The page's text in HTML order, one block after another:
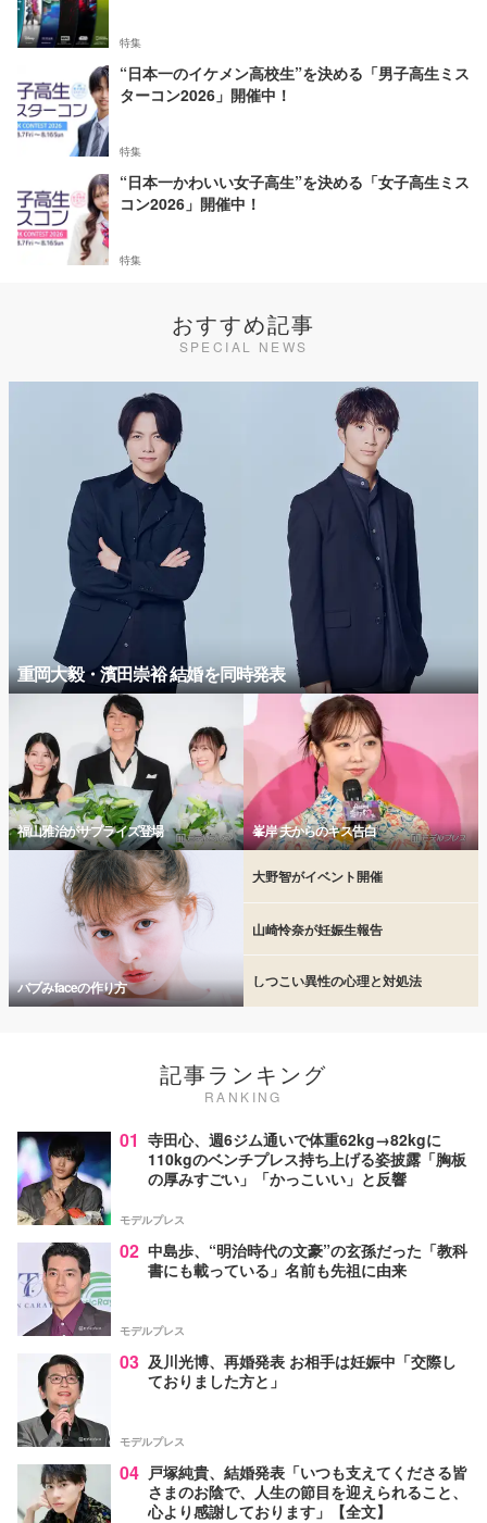
特集
“日本一のイケメン高校生”を決める「男子高生ミス
ターコン2026」開催中！
特集
“日本一かわいい女子高生”を決める「女子高生ミス
コン2026」開催中！
特集
おすすめ記事
SPECIAL NEWS
重岡大毅・濱田崇裕 結婚を同時発表
福山雅治がサプライズ登場 峯岸 夫からのキス告白
バブみfaceの作り方
大野智がイベント開催
山崎怜奈が妊娠生報告
しつこい異性の心理と対処法
記事ランキング
RANKING
01 寺田心、週6ジム通いで体重62kg→82kgに
110kgのベンチプレス持ち上げる姿披露「胸板
の厚みすごい」「かっこいい」と反響
モデルプレス
02 中島歩、“明治時代の文豪”の玄孫だった「教科
書にも載っている」名前も先祖に由来
モデルプレス
03 及川光博、再婚発表 お相手は妊娠中「交際し
ておりました方と」
モデルプレス
04 戸塚純貴、結婚発表「いつも支えてくださる皆
さまのお陰で、人生の節目を迎えられること、
心より感謝しております」【全文】